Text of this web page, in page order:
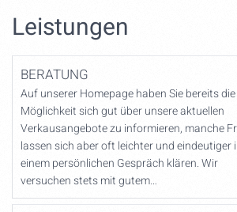
Leistungen
BERATUNG
Auf unserer Homepage haben Sie bereits die
Möglichkeit sich gut über unsere aktuellen
Verkausangebote zu informieren, manche
lassen sich aber oft leichter und eindeutiger
einem persönlichen Gespräch klären. Wir
versuchen stets mit gutem…